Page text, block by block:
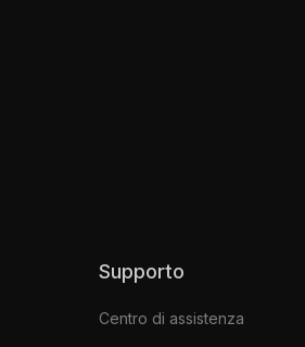
Supporto
Centro di assistenza